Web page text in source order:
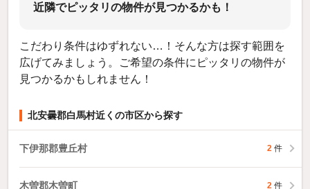
近隣でピッタリの物件が見つかるかも！
こだわり条件はゆずれない…！そんな方は探す範囲を
広げてみましょう。ご希望の条件にピッタリの物件が
見つかるかもしれません！
北安曇郡白馬村近くの市区から探す
下伊那郡豊丘村 2 件
木曽郡木曽町 2 件